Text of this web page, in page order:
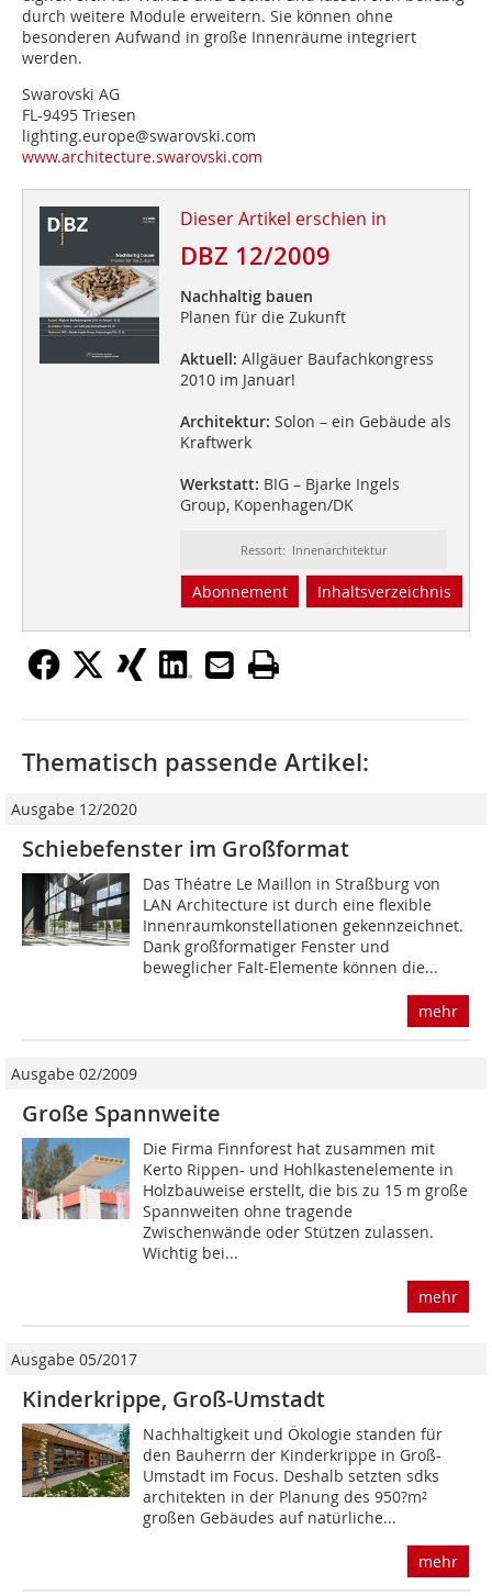
durch weitere Module erweitern. Sie können ohne
besonderen Aufwand in große Innenräume integriert
werden.
Swarovski AG
FL-9495 Triesen
lighting.europe@swarovski.com
www.architecture.swarovski.com
Dieser Artikel erschien in
DBZ 12/2009
Nachhaltig bauen
Planen für die Zukunft
Aktuell: Allgäuer Baufachkongress
2010 im Januar!
Architektur: Solon – ein Gebäude als
Kraftwerk
Werkstatt: BIG – Bjarke Ingels
Group, Kopenhagen/DK
Ressort: Innenarchitektur
Abonnement Inhaltsverzeichnis
Thematisch passende Artikel:
Ausgabe 12/2020
Schiebefenster im Großformat
Das Théatre Le Maillon in Straßburg von
LAN Architecture ist durch eine flexible
Innenraumkonstellationen gekennzeichnet.
Dank großformatiger Fenster und
beweglicher Falt-Elemente können die...
mehr
Ausgabe 02/2009
Große Spannweite
Die Firma Finnforest hat zusammen mit
Kerto Rippen- und Hohlkastenelemente in
Holzbauweise erstellt, die bis zu 15 m große
Spannweiten ohne tragende
Zwischenwände oder Stützen zulassen.
Wichtig bei...
mehr
Ausgabe 05/2017
Kinderkrippe, Groß-Umstadt
Nachhaltigkeit und Ökologie standen für
den Bauherrn der Kinderkrippe in Groß-
Umstadt im Focus. Deshalb setzten sdks
architekten in der Planung des 950?m²
großen Gebäudes auf natürliche...
mehr